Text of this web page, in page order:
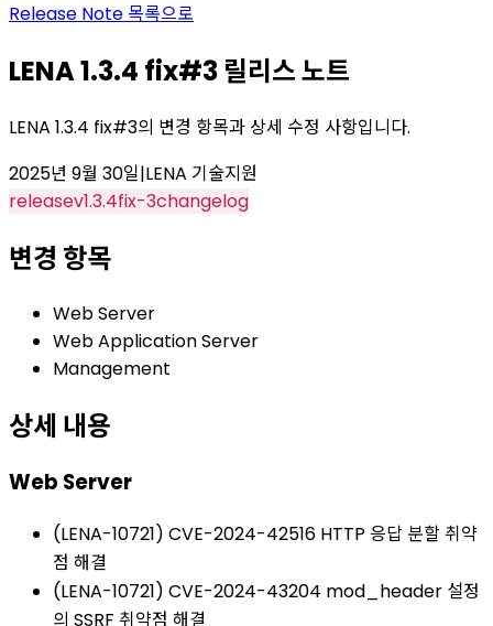
Release Note 목록으로
LENA 1.3.4 fix#3 릴리스 노트
LENA 1.3.4 fix#3의 변경 항목과 상세 수정 사항입니다.
2025년 9월 30일|LENA 기술지원
releasev1.3.4fix-3changelog
변경 항목
Web Server
Web Application Server
Management
상세 내용
Web Server
(LENA-10721) CVE-2024-42516 HTTP 응답 분할 취약
점 해결
(LENA-10721) CVE-2024-43204 mod_header 설정
의 SSRF 취약점 해결